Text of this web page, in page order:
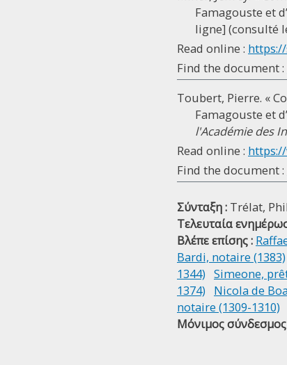
Famagouste et
ligne] (consulté
Read online :
Find the document :
Toubert, Pierre. «
Famagouste et
l'Académie des
Read online :
Find the document :
Σύνταξη : Trélat,
Τελευταία
Βλέπε επίσης :
Bardi, notaire (1383)
1344) Simeone,
1374)
Nicola de
notaire (1309-1310)
Μόνιμος